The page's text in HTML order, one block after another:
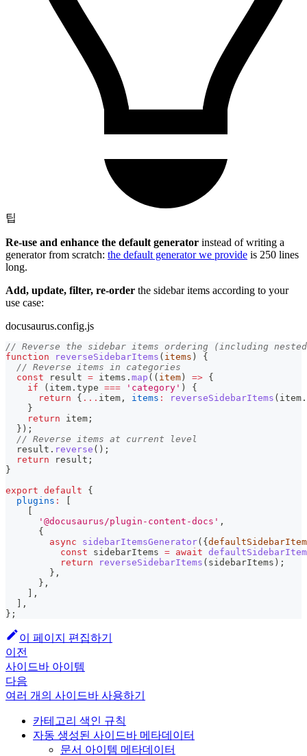
팁
Re-use and enhance the default generator instead of writing a
generator from scratch: the default generator we provide is 250 lines
long.
Add, update, filter, re-order the sidebar items according to your
use case:
docusaurus.config.js
// Reverse the sidebar items ordering (including
function
reverseSidebarItems ( items )
{
// Reverse items in categories
const result = items . map ( ( item) => {
if
( item . type === 'category' )
{
return
{ ... item , items : reverseSidebarItems ( item .
}
return item ;
} ) ;
// Reverse items at current level
  result
. reverse ( ) ;
return result ;
}
export default
{
plugins :
[
[
'@docusaurus/plugin-content-docs' ,
{
async
sidebarItemsGenerator( {
const sidebarItems = await
return
reverseSidebarItems ( sidebarItems ) ;
} ,
} ,
] ,
] ,
} ;
이 페이지 편집하기
이전
사이드바 아이템
다음
여러 개의 사이드바 사용하기
카테고리 색인 규칙
자동 생성된 사이드바 메타데이터
문서 아이템 메타데이터